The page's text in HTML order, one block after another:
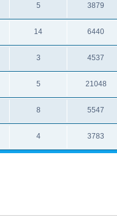
5 3879
14 6440
3 4537
5 21048
8 5547
4 3783